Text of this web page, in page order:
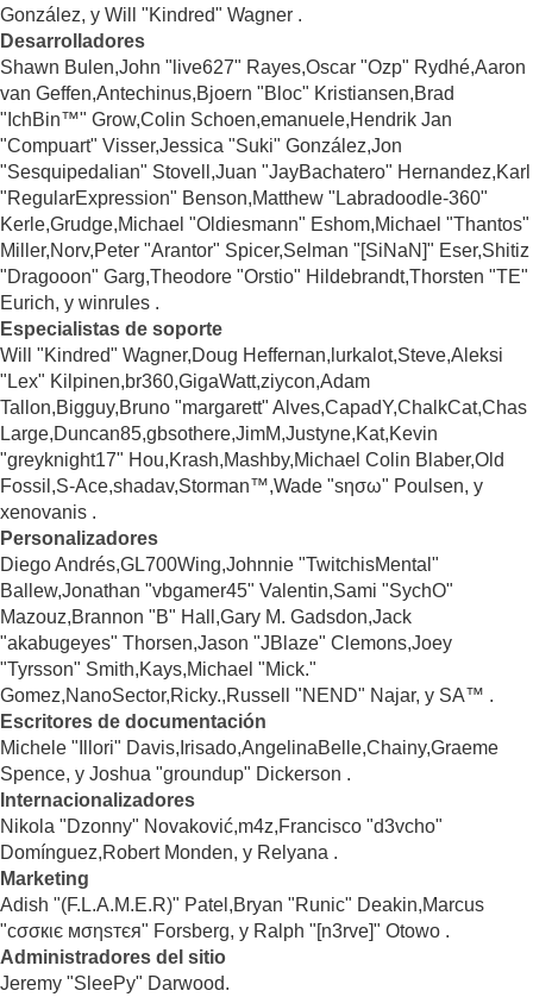
González, y Will "Kindred" Wagner .
Desarrolladores
Shawn Bulen,John "live627" Rayes,Oscar "Ozp" Rydhé,Aaron
van Geffen,Antechinus,Bjoern "Bloc" Kristiansen,Brad
"IchBin™" Grow,Colin Schoen,emanuele,Hendrik Jan
"Compuart" Visser,Jessica "Suki" González,Jon
"Sesquipedalian" Stovell,Juan "JayBachatero" Hernandez,Karl
"RegularExpression" Benson,Matthew "Labradoodle-360"
Kerle,Grudge,Michael "Oldiesmann" Eshom,Michael "Thantos"
Miller,Norv,Peter "Arantor" Spicer,Selman "[SiNaN]" Eser,Shitiz
"Dragooon" Garg,Theodore "Orstio" Hildebrandt,Thorsten "TE"
Eurich, y winrules .
Especialistas de soporte
Will "Kindred" Wagner,Doug Heffernan,lurkalot,Steve,Aleksi
"Lex" Kilpinen,br360,GigaWatt,ziycon,Adam
Tallon,Bigguy,Bruno "margarett" Alves,CapadY,ChalkCat,Chas
Large,Duncan85,gbsothere,JimM,Justyne,Kat,Kevin
"greyknight17" Hou,Krash,Mashby,Michael Colin Blaber,Old
Fossil,S-Ace,shadav,Storman™,Wade "sησω" Poulsen, y
xenovanis .
Personalizadores
Diego Andrés,GL700Wing,Johnnie "TwitchisMental"
Ballew,Jonathan "vbgamer45" Valentin,Sami "SychO"
Mazouz,Brannon "B" Hall,Gary M. Gadsdon,Jack
"akabugeyes" Thorsen,Jason "JBlaze" Clemons,Joey
"Tyrsson" Smith,Kays,Michael "Mick."
Gomez,NanoSector,Ricky.,Russell "NEND" Najar, y SA™ .
Escritores de documentación
Michele "Illori" Davis,Irisado,AngelinaBelle,Chainy,Graeme
Spence, y Joshua "groundup" Dickerson .
Internacionalizadores
Nikola "Dzonny" Novaković,m4z,Francisco "d3vcho"
Domínguez,Robert Monden, y Relyana .
Marketing
Adish "(F.L.A.M.E.R)" Patel,Bryan "Runic" Deakin,Marcus
"cσσкιє мσηѕтєя" Forsberg, y Ralph "[n3rve]" Otowo .
Administradores del sitio
Jeremy "SleePy" Darwood.